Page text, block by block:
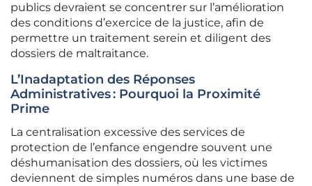
publics devraient se concentrer sur l’amélioration
des conditions d’exercice de la justice, afin de
permettre un traitement serein et diligent des
dossiers de maltraitance.
L’Inadaptation des Réponses
Administratives : Pourquoi la Proximité
Prime
La centralisation excessive des services de
protection de l’enfance engendre souvent une
déshumanisation des dossiers, où les victimes
deviennent de simples numéros dans une base de